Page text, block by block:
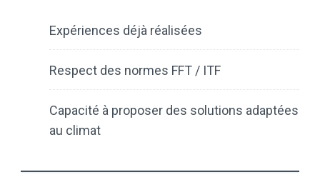
Expériences déjà réalisées
Respect des normes FFT / ITF
Capacité à proposer des solutions adaptées
au climat